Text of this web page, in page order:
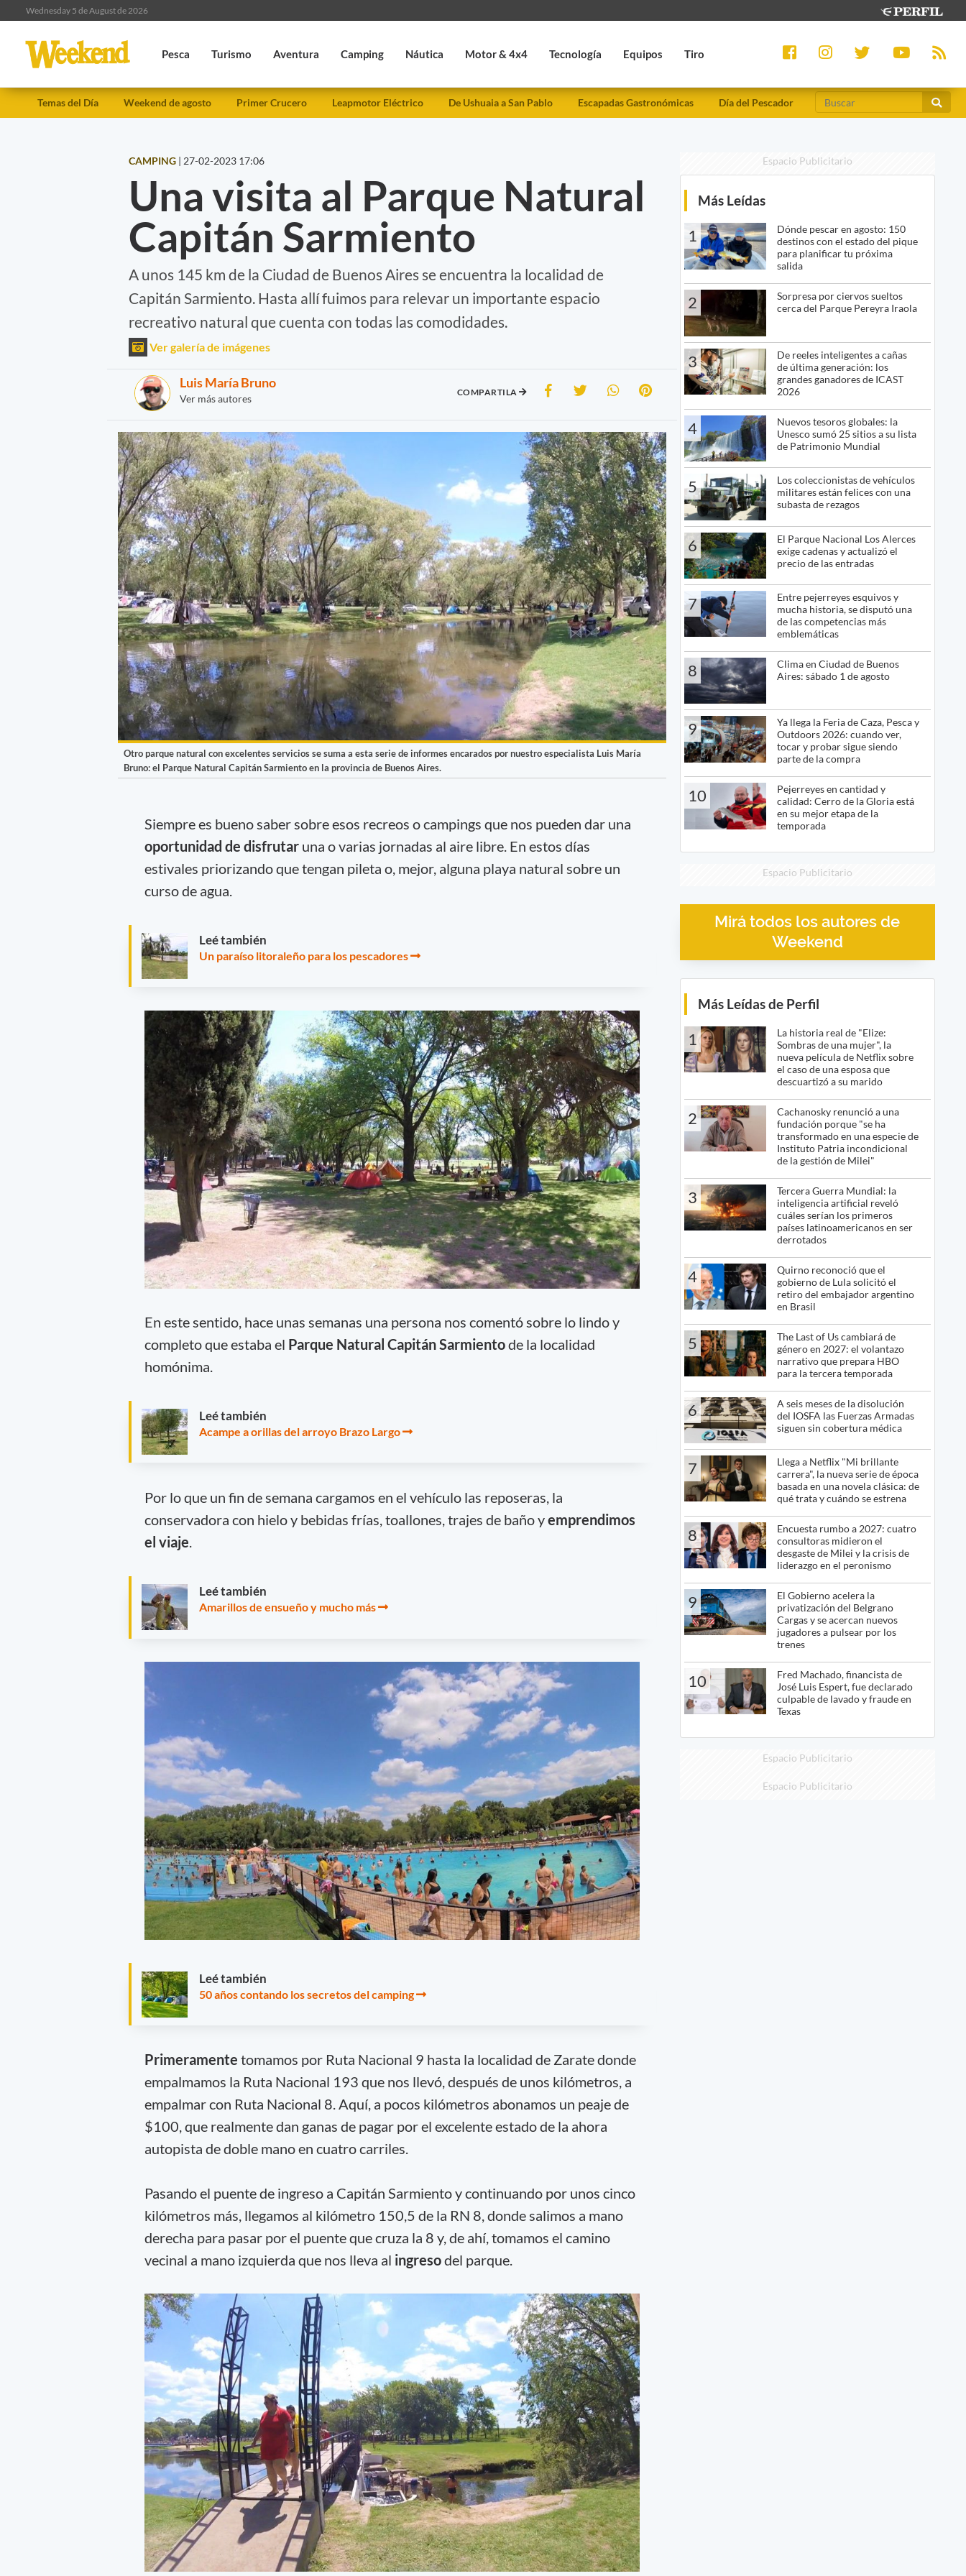
Wednesday 5 de August de 2026
Pesca Turismo Aventura Camping Náutica Motor & 4x4 Tecnología Equipos Tiro
Temas del Día Weekend de agosto Primer Crucero Leapmotor Eléctrico De Ushuaia a San Pablo Escapadas Gastronómicas Día del Pescador
CAMPING | 27-02-2023 17:06
Una visita al Parque Natural
Capitán Sarmiento
A unos 145 km de la Ciudad de Buenos Aires se encuentra la localidad de
Capitán Sarmiento. Hasta allí fuimos para relevar un importante espacio
recreativo natural que cuenta con todas las comodidades.
Ver galería de imágenes
Luis María Bruno
Ver más autores
COMPARTILA
Otro parque natural con excelentes servicios se suma a esta serie de informes encarados por nuestro especialista Luis María
Bruno: el Parque Natural Capitán Sarmiento en la provincia de Buenos Aires.
Siempre es bueno saber sobre esos recreos o campings que nos pueden dar una
oportunidad de disfrutaruna o varias jornadas al aire libre. En estos días
estivales priorizando que tengan pileta o, mejor, alguna playa natural sobre un
curso de agua.
Leé también
Un paraíso litoraleño para los pescadores
En este sentido, hace unas semanas una persona nos comentó sobre lo lindo y
completo que estaba el Parque Natural Capitán Sarmientode la localidad
homónima.
Leé también
Acampe a orillas del arroyo Brazo Largo
Por lo que un fin de semana cargamos en el vehículo las reposeras, la
conservadora con hielo y bebidas frías, toallones, trajes de baño yemprendimos
el viaje
Leé también
Amarillos de ensueño y mucho más
Leé también
50 años contando los secretos del camping
Primeramente tomamos por Ruta Nacional 9 hasta la localidad de Zarate donde
empalmamos la Ruta Nacional 193 que nos llevó, después de unos kilómetros, a
empalmar con Ruta Nacional 8. Aquí, a pocos kilómetros abonamos un peaje de
$100, que realmente dan ganas de pagar por el excelente estado de la ahora
autopista de doble mano en cuatro carriles.
Pasando el puente de ingreso a Capitán Sarmiento y continuando por unos cinco
kilómetros más, llegamos al kilómetro 150,5 de la RN 8, donde salimos a mano
derecha para pasar por el puente que cruza la 8 y, de ahí, tomamos el camino
vecinal a mano izquierda que nos lleva al ingresodel parque.
Espacio Publicitario
Más Leídas
1
Dónde pescar en agosto: 150
destinos con el estado del pique
para planificar tu próxima
salida
2
Sorpresa por ciervos sueltos
cerca del Parque Pereyra Iraola
3
De reeles inteligentes a cañas
de última generación: los
grandes ganadores de ICAST
2026
4
Nuevos tesoros globales: la
Unesco sumó 25 sitios a su lista
de Patrimonio Mundial
5
Los coleccionistas de vehículos
militares están felices con una
subasta de rezagos
6
El Parque Nacional Los Alerces
exige cadenas y actualizó el
precio de las entradas
7
Entre pejerreyes esquivos y
mucha historia, se disputó una
de las competencias más
emblemáticas
8
Clima en Ciudad de Buenos
Aires: sábado 1 de agosto
9
Ya llega la Feria de Caza, Pesca y
Outdoors 2026: cuando ver,
tocar y probar sigue siendo
parte de la compra
10
Pejerreyes en cantidad y
calidad: Cerro de la Gloria está
en su mejor etapa de la
temporada
Espacio Publicitario
Mirá todos los autores de
Weekend
Más Leídas de Perfil
1
La historia real de "Elize:
Sombras de una mujer", la
nueva película de Netflix sobre
el caso de una esposa que
descuartizó a su marido
2
Cachanosky renunció a una
fundación porque "se ha
transformado en una especie de
Instituto Patria incondicional
de la gestión de Milei"
3
Tercera Guerra Mundial: la
inteligencia artificial reveló
cuáles serían los primeros
países latinoamericanos en ser
derrotados
4
Quirno reconoció que el
gobierno de Lula solicitó el
retiro del embajador argentino
en Brasil
5
The Last of Us cambiará de
género en 2027: el volantazo
narrativo que prepara HBO
para la tercera temporada
6
A seis meses de la disolución
del IOSFA las Fuerzas Armadas
siguen sin cobertura médica
7
Llega a Netflix "Mi brillante
carrera", la nueva serie de época
basada en una novela clásica: de
qué trata y cuándo se estrena
8
Encuesta rumbo a 2027: cuatro
consultoras midieron el
desgaste de Milei y la crisis de
liderazgo en el peronismo
9
El Gobierno acelera la
privatización del Belgrano
Cargas y se acercan nuevos
jugadores a pulsear por los
trenes
10
Fred Machado, financista de
José Luis Espert, fue declarado
culpable de lavado y fraude en
Texas
Espacio Publicitario
Espacio Publicitario